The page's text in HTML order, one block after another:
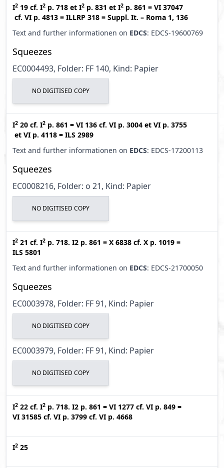
I2 19 cf. I2 p. 718 et I2 p. 831 et I2 p. 861 = VI 37047
cf. VI p. 4813 = ILLRP 318 = Suppl. It. – Roma 1, 136
Text and further informationen on EDCS: EDCS-19600769
Squeezes
EC0004493, Folder: FF 140, Kind: Papier
NO DIGITISED COPY
I2 20 cf. I2 p. 861 = VI 136 cf. VI p. 3004 et VI p. 3755
et VI p. 4118 = ILS 2989
Text and further informationen on EDCS: EDCS-17200113
Squeezes
EC0008216, Folder: o 21, Kind: Papier
NO DIGITISED COPY
I2 21 cf. I2 p. 718. I2 p. 861 = X 6838 cf. X p. 1019 =
ILS 5801
Text and further informationen on EDCS: EDCS-21700050
Squeezes
EC0003978, Folder: FF 91, Kind: Papier
NO DIGITISED COPY
EC0003979, Folder: FF 91, Kind: Papier
NO DIGITISED COPY
I2 22 cf. I2 p. 718. I2 p. 861 = VI 1277 cf. VI p. 849 =
VI 31585 cf. VI p. 3799 cf. VI p. 4668
I2 25